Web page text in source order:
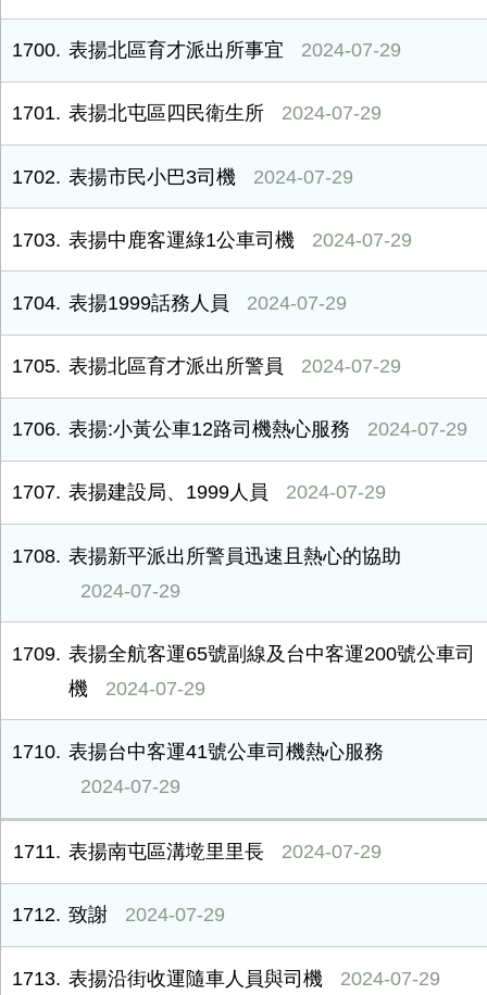
1700 表揚北區育才派出所事宜 2024-07-29
1701 表揚北屯區四民衛生所 2024-07-29
1702 表揚市民小巴3司機 2024-07-29
1703 表揚中鹿客運綠1公車司機 2024-07-29
1704 表揚1999話務人員 2024-07-29
1705 表揚北區育才派出所警員 2024-07-29
1706 表揚:小黃公車12路司機熱心服務 2024-07-29
1707 表揚建設局、1999人員 2024-07-29
1708
表揚新平派出所警員迅速且熱心的協助
2024-07-29
1709
表揚全航客運65號副線及台中客運200號公車司
機
2024-07-29
1710
表揚台中客運41號公車司機熱心服務
2024-07-29
1711 表揚南屯區溝墘里里長 2024-07-29
1712 致謝 2024-07-29
1713 表揚沿街收運隨車人員與司機 2024-07-29